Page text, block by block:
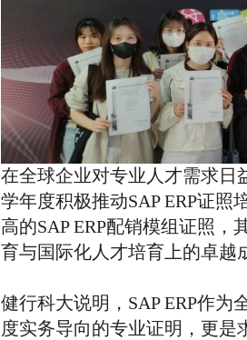
在全球企业对专业人才需求日
学年度积极推动SAP ERP证
高的SAP ERP配销模组证照
育与国际化人才培育上的卓越
健行科大说明，SAP ERP作
度实务导向的专业证明，更